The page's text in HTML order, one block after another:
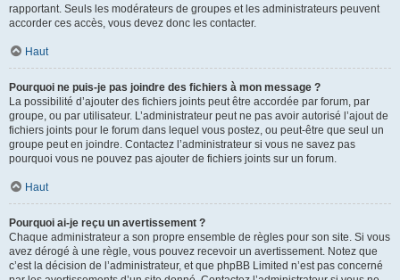
rapportant. Seuls les modérateurs de groupes et les administrateurs peuvent
accorder ces accès, vous devez donc les contacter.
Haut
Pourquoi ne puis-je pas joindre des fichiers à mon message ?
La possibilité d’ajouter des fichiers joints peut être accordée par forum, par
groupe, ou par utilisateur. L’administrateur peut ne pas avoir autorisé l’ajout de
fichiers joints pour le forum dans lequel vous postez, ou peut-être que seul un
groupe peut en joindre. Contactez l’administrateur si vous ne savez pas
pourquoi vous ne pouvez pas ajouter de fichiers joints sur un forum.
Haut
Pourquoi ai-je reçu un avertissement ?
Chaque administrateur a son propre ensemble de règles pour son site. Si vous
avez dérogé à une règle, vous pouvez recevoir un avertissement. Notez que
c’est la décision de l’administrateur, et que phpBB Limited n’est pas concerné